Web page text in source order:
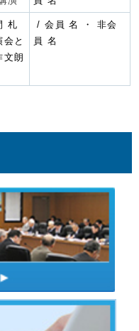
札
と
文朗
/ 会員名 ・ 非会
員 名